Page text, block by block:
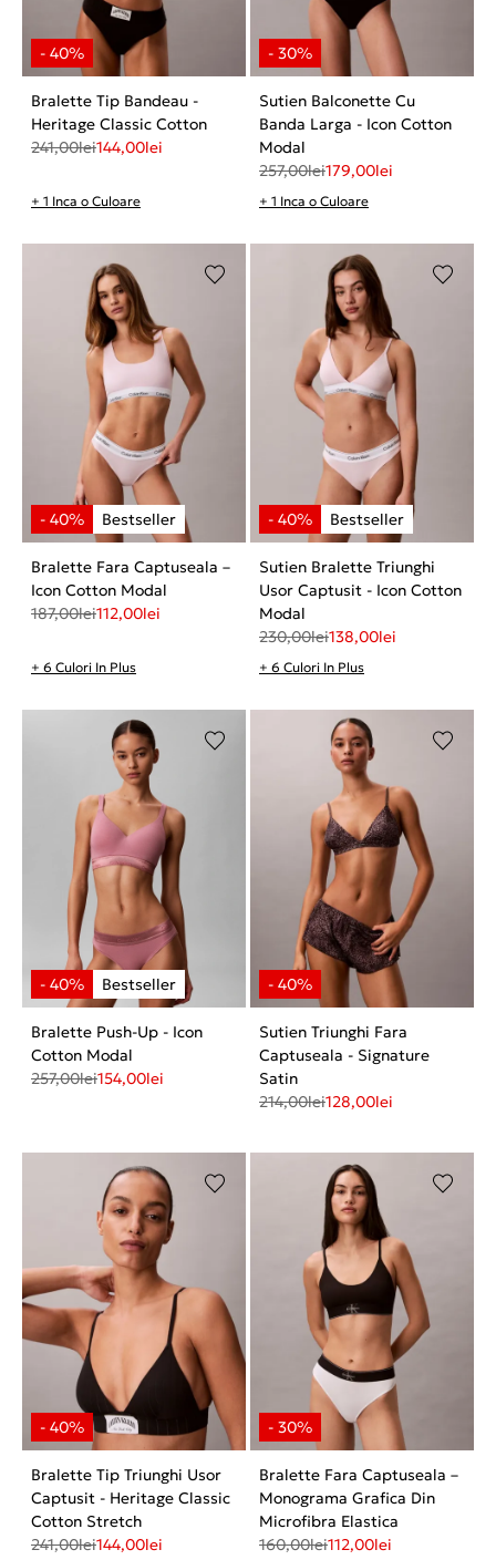
Bralette Tip Bandeau -
Heritage Classic Cotton
241,00lei144,00lei
+ 1 Inca o Culoare
Sutien Balconette Cu
Banda Larga - Icon Cotton
Modal
257,00lei179,00lei
+ 1 Inca o Culoare
Bralette Fara Captuseala –
Icon Cotton Modal
187,00lei112,00lei
+ 6 Culori In Plus
Sutien Bralette Triunghi
Usor Captusit - Icon Cotton
Modal
230,00lei138,00lei
+ 6 Culori In Plus
Bralette Push-Up - Icon
Cotton Modal
257,00lei154,00lei
Sutien Triunghi Fara
Captuseala - Signature
Satin
214,00lei128,00lei
Bralette Tip Triunghi Usor
Captusit - Heritage Classic
Cotton Stretch
241,00lei144,00lei
Bralette Fara Captuseala –
Monograma Grafica Din
Microfibra Elastica
160,00lei112,00lei